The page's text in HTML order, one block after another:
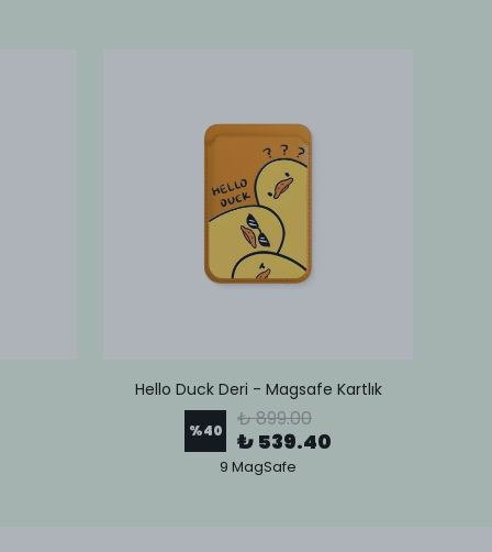
Hello Duck Deri - Magsafe Kartlık
%40 ₺ 899.00
₺ 539.40
9 MagSafe